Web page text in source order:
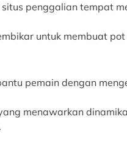
penggalian tempat
untuk membuat
pemain dengan
menawarkan